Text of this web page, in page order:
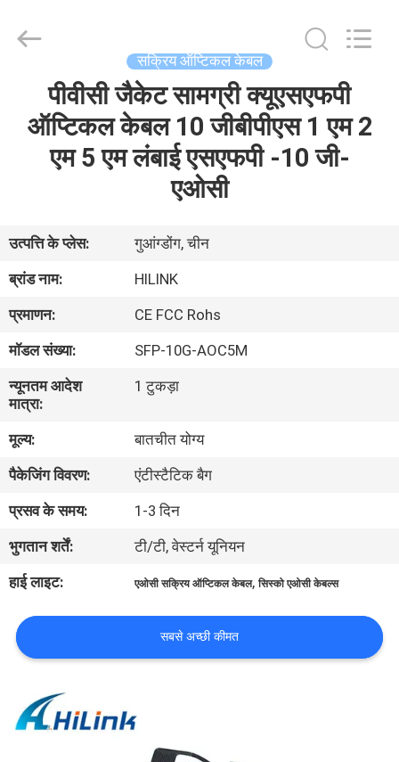
उत्पाद
बारे
में
कारखाने
का
दौरा
गुणवत्ता
नियंत्रण
हमसे
संपर्क
समाचार
मामले
Technology
Co.,Ltd..
सक्रिय ऑप्टिकल केबल
पीवीसी जैकेट सामग्री क्यूएसएफपी
ऑप्टिकल केबल 10 जीबीपीएस 1 एम 2
एम 5 एम लंबाई एसएफपी -10 जी-
एओसी
उत्पत्ति के प्लेस:
गुआंग्डोंग, चीन
ब्रांड नाम:
HILINK
प्रमाणन:
CE FCC Rohs
मॉडल संख्या:
SFP-10G-AOC5M
न्यूनतम आदेश
मात्रा:
1 टुकड़ा
मूल्य:
बातचीत योग्य
पैकेजिंग विवरण:
एंटीस्टैटिक बैग
प्रसव के समय:
1-3 दिन
भुगतान शर्तें:
टी/टी, वेस्टर्न यूनियन
हाई लाइट:
एओसी सक्रिय ऑप्टिकल केबल,सिस्को एओसी केबल्स
सबसे अच्छी कीमत